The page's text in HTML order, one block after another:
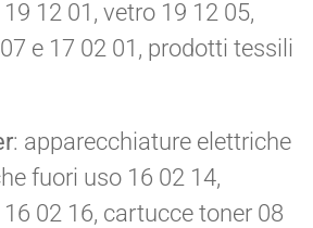
12 01, vetro 19 12 05,
e 17 02 01, prodotti tessili
: apparecchiature elettriche
fuori uso 16 02 14,
02 16, cartucce toner 08